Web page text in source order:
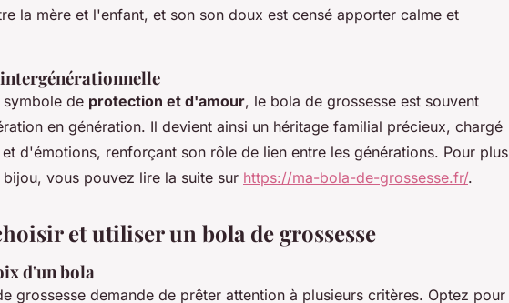
la mère et l'enfant, et son son doux est censé apporter calme et
symbole de protection et d'amour, le bola de grossesse est souvent
en génération. Il devient ainsi un héritage familial précieux, chargé
d'émotions, renforçant son rôle de lien entre les générations. Pour plus
vous pouvez lire la suite sur https://ma-bola-de-grossesse.fr/.
et utiliser un bola de grossesse
d'un bola
grossesse demande de prêter attention à plusieurs critères. Optez pour